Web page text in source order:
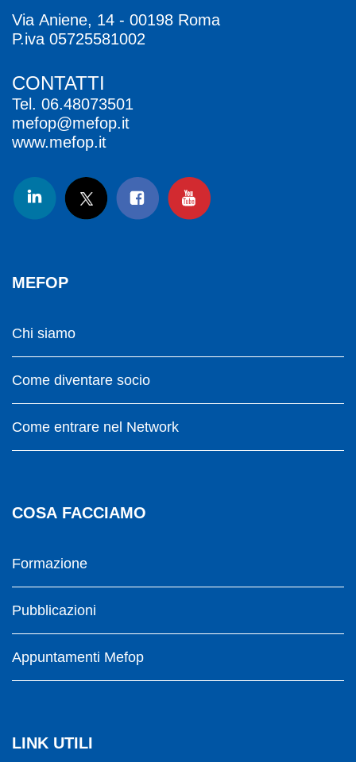
Via Aniene, 14 - 00198 Roma
P.iva 05725581002
CONTATTI
Tel. 06.48073501
mefop@mefop.it
www.mefop.it
MEFOP
Chi siamo
Come diventare socio
Come entrare nel Network
COSA FACCIAMO
Formazione
Pubblicazioni
Appuntamenti Mefop
LINK UTILI